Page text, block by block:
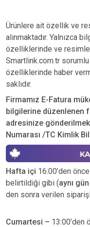
Ürünlere ait özellik ve
alınmaktadır. Yalnızca
özelliklerinde ve
Smartlink.com.tr
özelliklerinde haber
saklıdır.
Firmamız E-Fatura
bilgilerine düzenlenen
adresinize
Numarası /TC Kimlik
Hafta içi 16:00’den
belirtildiği gibi (aynı
den sonra verilen
Cumartesi – 13:00’den